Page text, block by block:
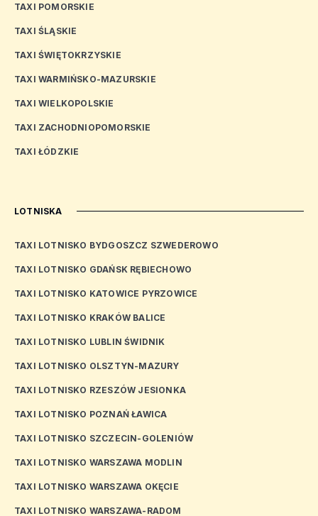
TAXI POMORSKIE
TAXI ŚLĄSKIE
TAXI ŚWIĘTOKRZYSKIE
TAXI WARMIŃSKO-MAZURSKIE
TAXI WIELKOPOLSKIE
TAXI ZACHODNIOPOMORSKIE
TAXI ŁÓDZKIE
LOTNISKA
TAXI LOTNISKO BYDGOSZCZ SZWEDEROWO
TAXI LOTNISKO GDAŃSK RĘBIECHOWO
TAXI LOTNISKO KATOWICE PYRZOWICE
TAXI LOTNISKO KRAKÓW BALICE
TAXI LOTNISKO LUBLIN ŚWIDNIK
TAXI LOTNISKO OLSZTYN-MAZURY
TAXI LOTNISKO RZESZÓW JESIONKA
TAXI LOTNISKO POZNAŃ ŁAWICA
TAXI LOTNISKO SZCZECIN-GOLENIÓW
TAXI LOTNISKO WARSZAWA MODLIN
TAXI LOTNISKO WARSZAWA OKĘCIE
TAXI LOTNISKO WARSZAWA-RADOM